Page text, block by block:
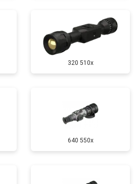
320 510x
640 550x